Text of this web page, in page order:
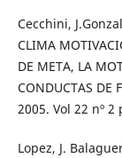
Cecchini,
CLIMA
DE META, LA
CONDUCTAS DE
2005. Vol 22 nº 2
Lopez, J.